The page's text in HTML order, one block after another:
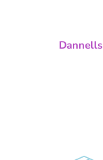
Dannells